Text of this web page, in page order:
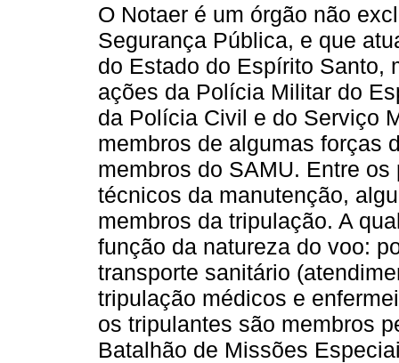
O Notaer é um órgão não
Segurança Pública, e que
do Estado do Espírito Santo,
ações da Polícia Militar do
da Polícia Civil e do Serviço
membros de algumas forças
membros do SAMU. Entre
técnicos da manutenção,
membros da tripulação. A
função da natureza do voo:
transporte sanitário
tripulação médicos e
os tripulantes são membros
Batalhão de Missões